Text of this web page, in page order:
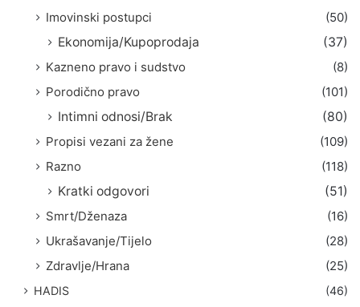
Imovinski postupci
(50)
Ekonomija/Kupoprodaja
(37)
Kazneno pravo i sudstvo
(8)
Porodično pravo
(101)
Intimni odnosi/Brak
(80)
Propisi vezani za žene
(109)
Razno
(118)
Kratki odgovori
(51)
Smrt/Dženaza
(16)
Ukrašavanje/Tijelo
(28)
Zdravlje/Hrana
(25)
HADIS (46)